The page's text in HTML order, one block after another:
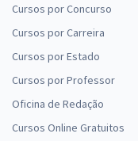
Cursos por Concurso
Cursos por Carreira
Cursos por Estado
Cursos por Professor
Oficina de Redação
Cursos Online Gratuitos